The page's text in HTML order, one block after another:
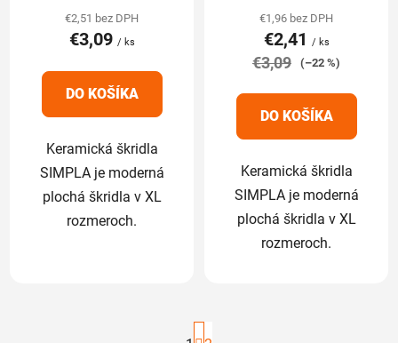
produktu
je
z
€2,51 bez DPH
€3,09 / ks
DO KOŠÍKA
Keramická škridla
SIMPLA je moderná
plochá škridla v XL
rozmeroch.
produktu
je
5,0
5
hviezdičiek.
€1,96 bez DPH
€2,41 / ks
€3,09 (–22 %)
DO KOŠÍKA
Keramická škridla
SIMPLA je moderná
plochá škridla v XL
rozmeroch.
S